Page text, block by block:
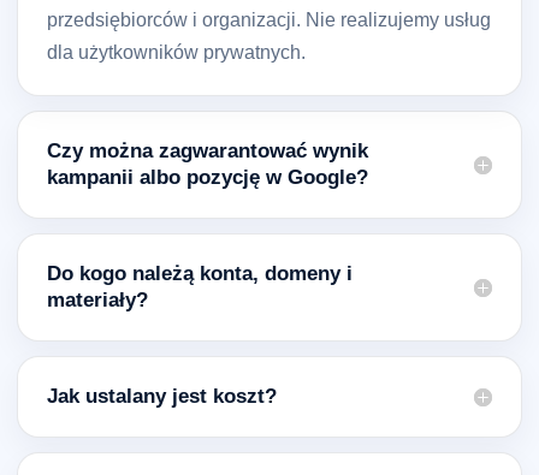
przedsiębiorców i organizacji. Nie realizujemy usług
dla użytkowników prywatnych.
Czy można zagwarantować wynik
kampanii albo pozycję w Google?
Do kogo należą konta, domeny i
materiały?
Jak ustalany jest koszt?